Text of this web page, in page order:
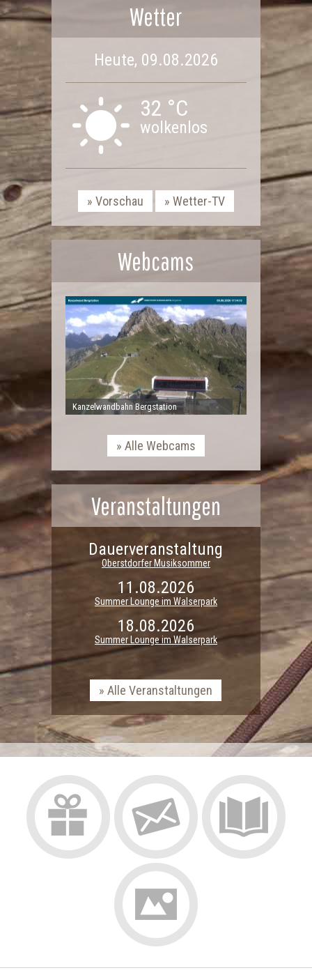
Wetter
Heute, 09.08.2026
32 °C
wolkenlos
Vorschau Wetter-TV
Webcams
Kanzelwandbahn Bergstation
Alle Webcams
Veranstaltungen
Dauerveranstaltung
Oberstdorfer Musiksommer
11.08.2026
Summer Lounge im Walserpark
18.08.2026
Summer Lounge im Walserpark
Alle Veranstaltungen